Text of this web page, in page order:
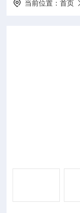
当前位置：首页